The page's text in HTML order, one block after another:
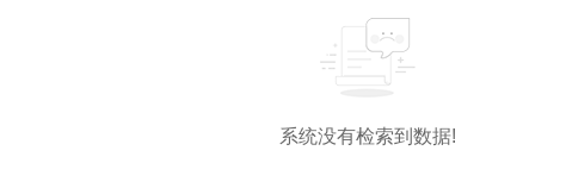
系统没有检索到数据!